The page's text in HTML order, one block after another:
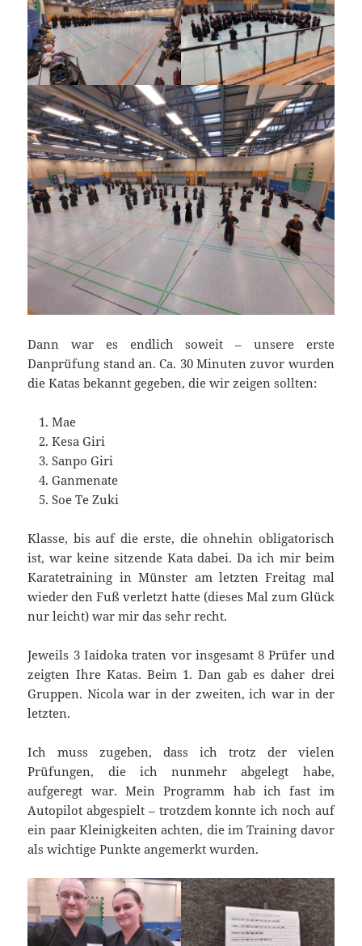
Dann war es endlich soweit – unsere erste
Danprüfung stand an. Ca. 30 Minuten zuvor wurden
die Katas bekannt gegeben, die wir zeigen sollten:
Mae
Kesa Giri
Sanpo Giri
Ganmenate
Soe Te Zuki
Klasse, bis auf die erste, die ohnehin obligatorisch
ist, war keine sitzende Kata dabei. Da ich mir beim
Karatetraining in Münster am letzten Freitag mal
wieder den Fuß verletzt hatte (dieses Mal zum Glück
nur leicht) war mir das sehr recht.
Jeweils 3 Iaidoka traten vor insgesamt 8 Prüfer und
zeigten Ihre Katas. Beim 1. Dan gab es daher drei
Gruppen. Nicola war in der zweiten, ich war in der
letzten.
Ich muss zugeben, dass ich trotz der vielen
Prüfungen, die ich nunmehr abgelegt habe,
aufgeregt war. Mein Programm hab ich fast im
Autopilot abgespielt – trotzdem konnte ich noch auf
ein paar Kleinigkeiten achten, die im Training davor
als wichtige Punkte angemerkt wurden.